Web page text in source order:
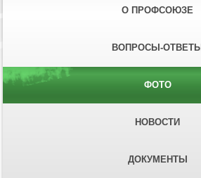
О ПРОФСОЮЗЕ
ВОПРОСЫ-ОТВЕТЫ
ФОТО
НОВОСТИ
ДОКУМЕНТЫ